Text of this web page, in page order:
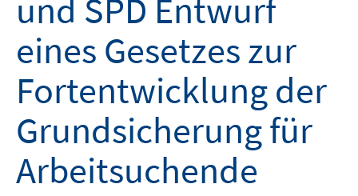
und SPD Entwurf
eines Gesetzes zur
Fortentwicklung der
Grundsicherung für
Arbeitsuchende